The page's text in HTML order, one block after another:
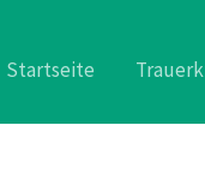
Startseite